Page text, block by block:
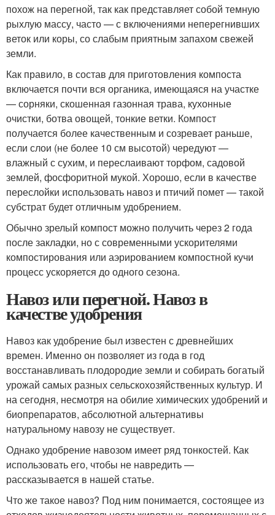
похож на перегной, так как представляет собой темную
рыхлую массу, часто — с включениями неперегнивших
веток или коры, со слабым приятным запахом свежей
земли.
Как правило, в состав для приготовления компоста
включается почти вся органика, имеющаяся на участке
— сорняки, скошенная газонная трава, кухонные
очистки, ботва овощей, тонкие ветки. Компост
получается более качественным и созревает раньше,
если слои (не более 10 см высотой) чередуют —
влажный с сухим, и переслаивают торфом, садовой
землей, фосфоритной мукой. Хорошо, если в качестве
переслойки использовать навоз и птичий помет — такой
субстрат будет отличным удобрением.
Обычно зрелый компост можно получить через 2 года
после закладки, но с современными ускорителями
компостирования или аэрированием компостной кучи
процесс ускоряется до одного сезона.
Навоз или перегной. Навоз в
качестве удобрения
Навоз как удобрение был известен с древнейших
времен. Именно он позволяет из года в год
восстанавливать плодородие земли и собирать богатый
урожай самых разных сельскохозяйственных культур. И
на сегодня, несмотря на обилие химических удобрений и
биопрепаратов, абсолютной альтернативы
натуральному навозу не существует.
Однако удобрение навозом имеет ряд тонкостей. Как
использовать его, чтобы не навредить —
рассказывается в нашей статье.
Что же такое навоз? Под ним понимается, состоящее из